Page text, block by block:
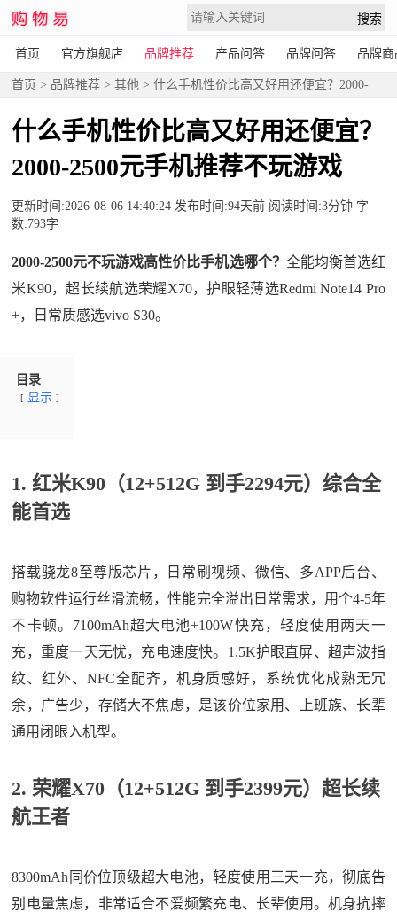
首页 官方旗舰店 品牌推荐 产品问答 品牌问答 品牌商
首页 > 品牌推荐 >其他 > 什么手机性价比高又好用还便宜？2000-
什么手机性价比高又好用还便宜？
2000-2500元手机推荐不玩游戏
更新时间:2026-08-06 14:40:24 发布时间:94天前 阅读时间:3分钟 字
数:793字
2000-2500元不玩游戏高性价比手机选哪个？ 全能均衡首选红
米K90，超长续航选荣耀X70，护眼轻薄选Redmi Note14 Pro
+，日常质感选vivo S30。
目录
显示
1. 红米K90（12+512G 到手2294元）综合全
能首选
搭载骁龙8至尊版芯片，日常刷视频、微信、多APP后台、
购物软件运行丝滑流畅，性能完全溢出日常需求，用个4-5年
不卡顿。7100mAh超大电池+100W快充，轻度使用两天一
充，重度一天无忧，充电速度快。1.5K护眼直屏、超声波指
纹、红外、NFC全配齐，机身质感好，系统优化成熟无冗
余，广告少，存储大不焦虑，是该价位家用、上班族、长辈
通用闭眼入机型。
2. 荣耀X70（12+512G 到手2399元）超长续
航王者
8300mAh同价位顶级超大电池，轻度使用三天一充，彻底告
别电量焦虑，非常适合不爱频繁充电、长辈使用。机身抗摔